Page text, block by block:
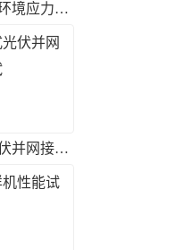
电子材料环境应力筛选实验
分布式光伏并网接入测试